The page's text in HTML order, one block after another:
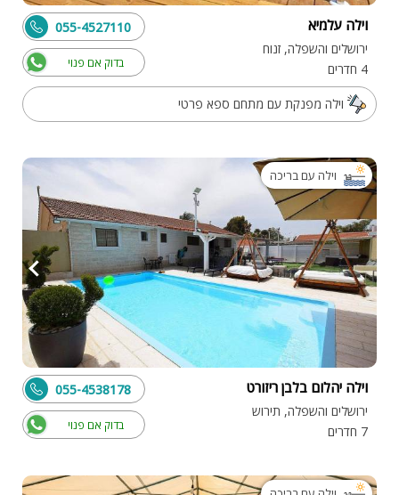
וילה עלמיא
ירושלים והשפלה, זנוח
4 חדרים
בדוק אם פנוי
055-4527110
וילה מפנקת עם מתחם ספא פרטי
וילה עם בריכה
וילה יהלום בלבן ריזורט
ירושלים והשפלה, תירוש
7 חדרים
בדוק אם פנוי
055-4538178